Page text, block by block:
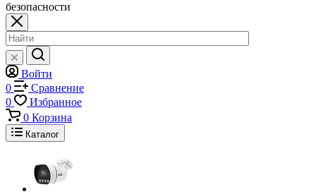
безопасности
Войти
0
Сравнение
0
Избранное
0 Корзина
Каталог